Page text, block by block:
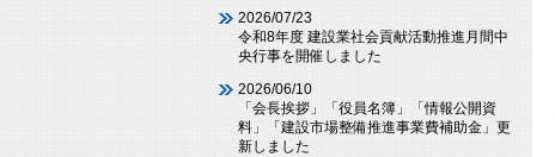
2026/07/23
令和8年度 建設業社会貢献活動推進月間中
央行事を開催しました
2026/06/10
「会長挨拶」「役員名簿」「情報公開資
料」「建設市場整備推進事業費補助金」更
新しました